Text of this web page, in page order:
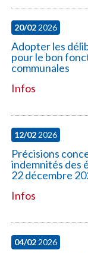
20/022026
Adopter les
pour le bon
communales
Infos
12/022026
Précisions
indemnités des
22 décembre
Infos
04/022026